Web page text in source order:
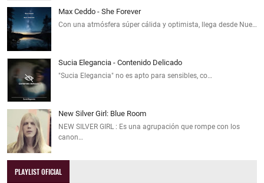
Max Ceddo - She Forever
Con una atmósfera súper cálida y optimista, llega desde Nue…
Sucia Elegancia - Contenido Delicado
"Sucia Elegancia" no es apto para sensibles, co…
New Silver Girl: Blue Room
NEW SILVER GIRL : Es una agrupación que rompe con los
canon…
PLAYLIST OFICIAL